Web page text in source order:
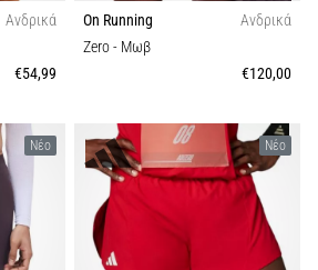
Ανδρικά
€54,99
On Running
Ανδρικά
Zero- Μωβ
€120,00
Νέο Νέο